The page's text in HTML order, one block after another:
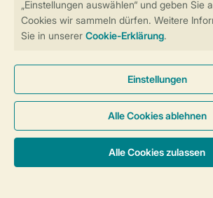
Sicherstellung Deiner
Cookies und Banner
© 2026 Landal GreenParks